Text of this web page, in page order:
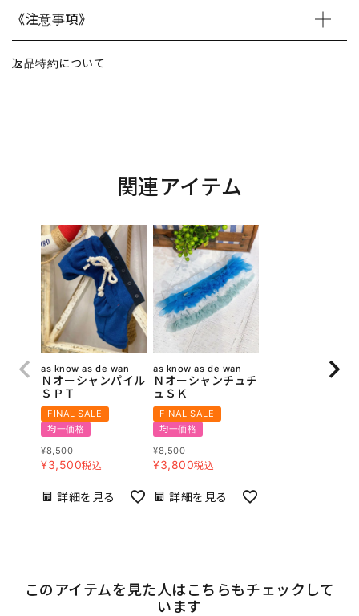
《注意事項》
返品特約について
関連アイテム
as know as de wan
Ｎオーシャンパイル
ＳＰＴ
FINAL SALE
均一価格
¥8,500
¥3,500税込
詳細を見る
as know as de wan
Ｎオーシャンチュチ
ュＳＫ
FINAL SALE
均一価格
¥8,500
¥3,800税込
詳細を見る
このアイテムを見た人はこちらもチェックして
います